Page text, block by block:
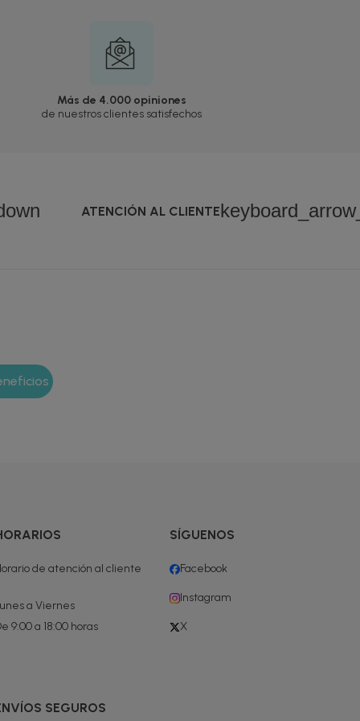
Más de 4.000 opiniones
de nuestros clientes satisfechos
ATENCIÓN AL CLIENTE
de atención al cliente
a Viernes
9:00 a 18:00 horas
SÍGUENOS
Facebook
Instagram
X
SEGUROS